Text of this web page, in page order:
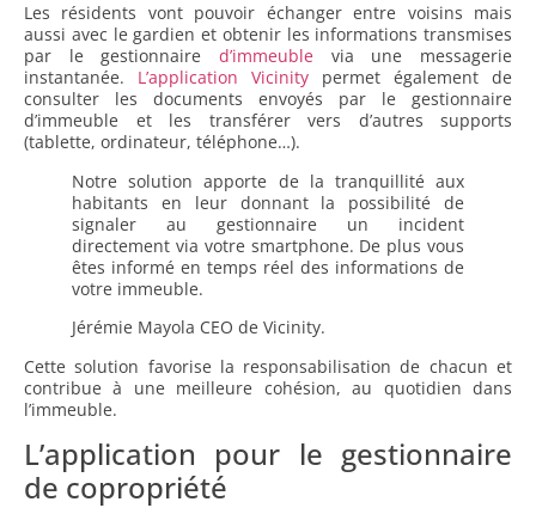
Les résidents vont pouvoir échanger entre voisins mais
aussi avec le gardien et obtenir les informations transmises
par le gestionnaire d’immeuble via une messagerie
instantanée. L’application Vicinity permet également de
consulter les documents envoyés par le gestionnaire
d’immeuble et les transférer vers d’autres supports
(tablette, ordinateur, téléphone…).
Notre solution apporte de la tranquillité aux
habitants en leur donnant la possibilité de
signaler au gestionnaire un incident
directement via votre smartphone. De plus vous
êtes informé en temps réel des informations de
votre immeuble.
Jérémie Mayola CEO de Vicinity.
Cette solution favorise la responsabilisation de chacun et
contribue à une meilleure cohésion, au quotidien dans
l’immeuble.
L’application pour le gestionnaire
de copropriété